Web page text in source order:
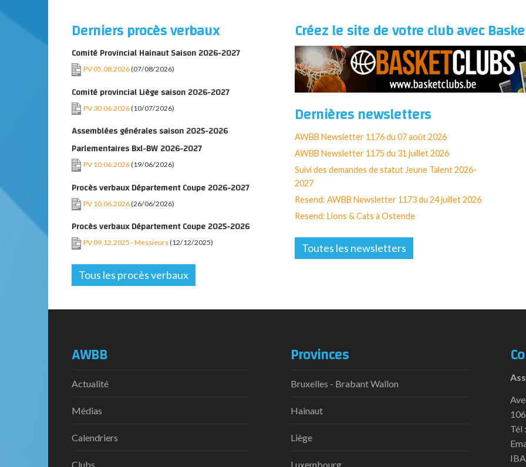
Derniers procès verbaux
Comité Provincial Hainaut Saison 2026-2027
PV 05.08.2026(07/08/2026)
Comité provincial Liège saison 2026-2027
PV 30.06.2026(10/07/2026)
Assemblées générales saison 2025-2026
Parlementaires Bxl-BW 2026-2027
PV 10.06.2026(19/06/2026)
Procès verbaux Département Coupe 2026-2027
PV 10.06.2026(26/06/2026)
Procès verbaux Département Coupe 2025-2026
PV 09.12.2025 - Messieurs(12/12/2025)
Tous les procès verbaux
Créez le site de votre club avec
Dernières newsletters
AWBB Newsletter 1176 du 07 août 2026
AWBB Newsletter 1175 du 31 juillet 2026
Suivi des demandes de statut Jeune Talent 2026-
2027
Resend: AWBB Newsletter 1173 du 24 juillet 2026
Resend: Lions & Cats à Ostende
Toutes les newsletters
AWBB
Actualité
Médias
Calendriers
Clubs
Provinces
Bruxelles - Brabant Wallon
Hainaut
Liège
Luxembourg
Tél